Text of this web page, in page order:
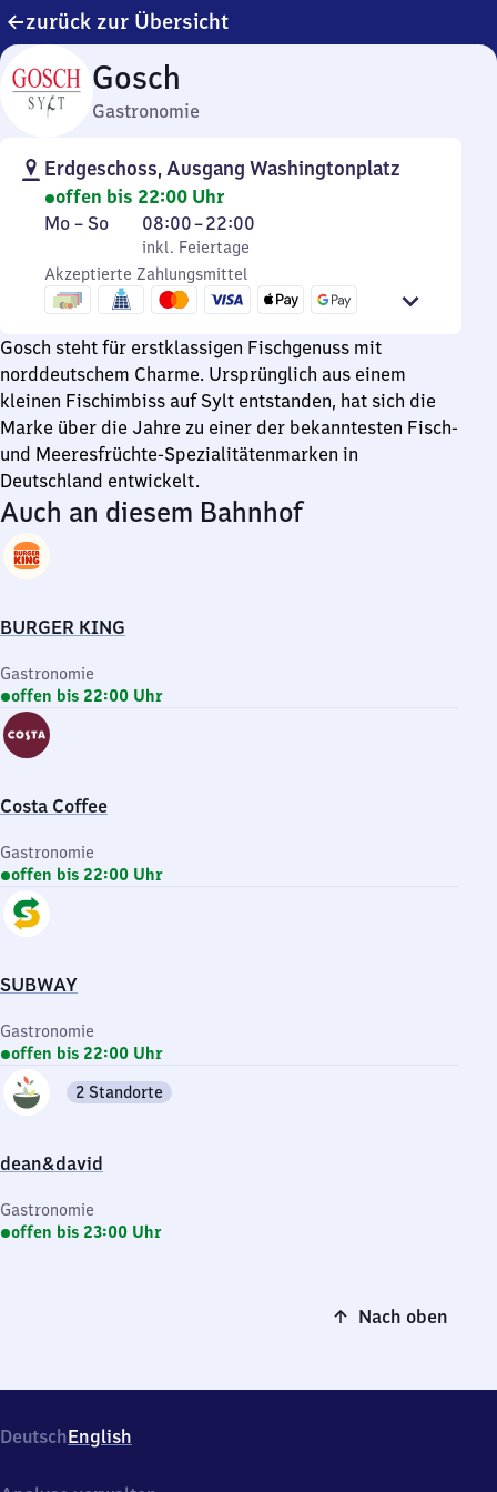
zurück zur Übersicht
Gosch
Gastronomie
Erdgeschoss, Ausgang Washingtonplatz
offen bis 22:00 Uhr
Montag
Sonntag
Mo – So,
inkl. Feiertage
08:00–22:00
Von
8
Uhr
bis
Uhr
inkl. Feiertage
Akzeptierte Zahlungsmittel
Gosch steht für erstklassigen Fischgenuss mit
norddeutschem Charme. Ursprünglich aus einem
kleinen Fischimbiss auf Sylt entstanden, hat sich die
Marke über die Jahre zu einer der bekanntesten Fisch-
und Meeresfrüchte-Spezialitätenmarken in
Deutschland entwickelt.
Auch an diesem Bahnhof
BURGER KING
Gastronomie
offen bis 22:00 Uhr
Costa Coffee
Gastronomie
offen bis 22:00 Uhr
SUBWAY
Gastronomie
offen bis 22:00 Uhr
dean&david
2 Standorte
Gastronomie
offen bis 23:00 Uhr
Nach oben
DeutschEnglish